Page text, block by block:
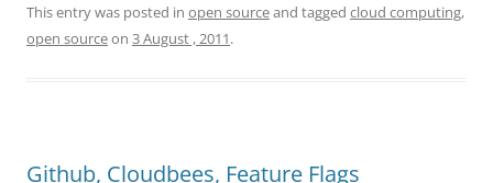
This entry was posted in open sourceand tagged cloud computing,
open sourceon 3 August , 2011.
Github, Cloudbees, Feature Flags